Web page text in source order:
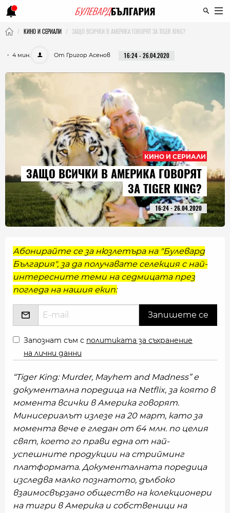
КИНО И СЕРИАЛИ ЗАЩО ВСИЧКИ В АМЕРИКА ГОВОРЯТ ЗА TIGER KING?
・ 4 мин. От Григор Асенов 16:24 - 26.04.2020
КИНО И СЕРИАЛИ
ЗАЩО ВСИЧКИ В АМЕРИКА ГОВОРЯТ
ЗА TIGER KING?
16:24 - 26.04.2020
Абонирайте се за нюзлетъра на "Булевард
България", за да получавате селекция с най-
интересните теми на седмицата през
погледа на нашия екип:
Запознат съм с политиката за съхранение
на лични данни
“Tiger King: Murder, Mayhem and Madness” е
документална поредица на Netflix, за която в
момента всички в Америка говорят.
Минисериалът излезе на 20 март, като за
момента вече е гледан от 64 млн. по целия
свят, което го прави една от най-
успешните продукции на стрийминг
платформата. Документалната поредица
изследва малко познатото, дълбоко
взаимосвързано общество на колекционери
на тигри в Америка и собственици на